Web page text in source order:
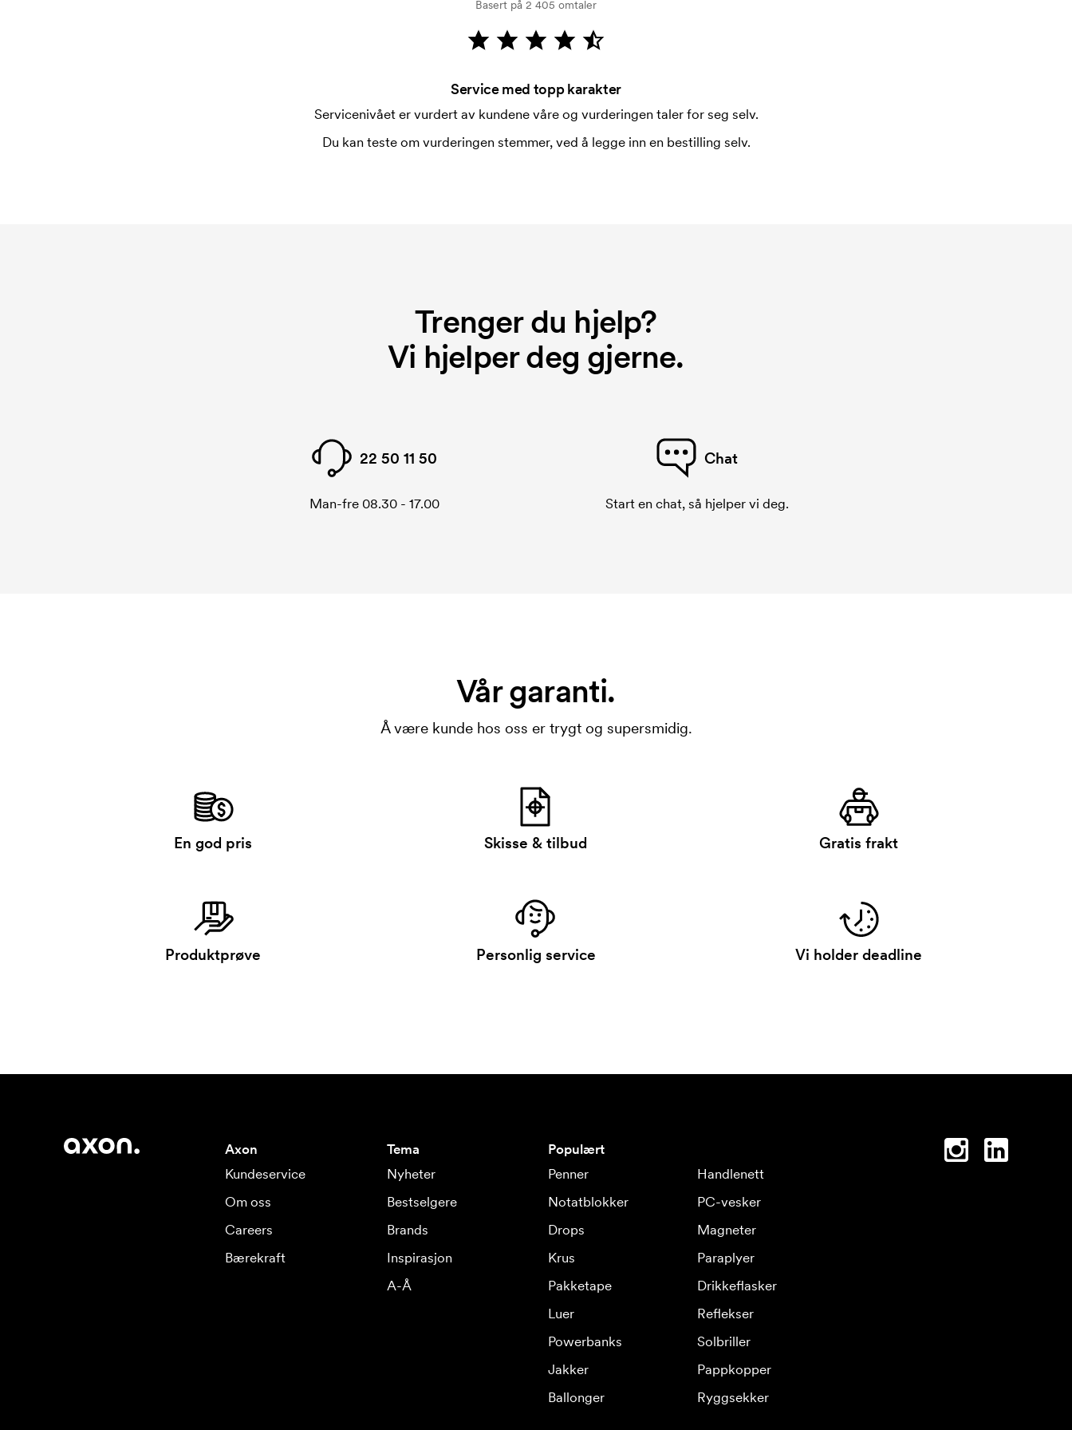
Basert på 2 405 omtaler
Service med topp karakter
Servicenivået er vurdert av kundene våre og vurderingen taler for seg selv.
Du kan teste om vurderingen stemmer, ved å legge inn en bestilling selv.
Trenger du hjelp?
Vi hjelper deg gjerne.
22 50 11 50
Man-fre 08.30 - 17.00
Chat
Start en chat, så hjelper vi deg.
Vår garanti.
Å være kunde hos oss er trygt og supersmidig.
En god pris Skisse & tilbud Gratis frakt
Produktprøve Personlig service Vi holder deadline
Axon
Kundeservice
Om oss
Careers
Bærekraft
Tema
Nyheter
Bestselgere
Brands
Inspirasjon
A-Å
Populært
Penner
Handlenett
Notatblokker
PC-vesker
Drops
Magneter
Krus
Paraplyer
Pakketape
Drikkeflasker
Luer
Reflekser
Powerbanks
Solbriller
Jakker
Pappkopper
Ballonger
Ryggsekker